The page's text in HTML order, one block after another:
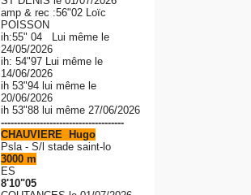
amp & rec :56"02 Loïc
POISSON
ih:55" 04 Lui même le
24/05/2026
ih: 54"97 Lui même le
14/06/2026
ih 53"94 lui même le
20/06/2026
ih 53"88 lui même 27/06/2026
--------------------------------------
CHAUVIERE Hugo
Psla - S/l stade saint-lo
3000 m
ES
8'10"05